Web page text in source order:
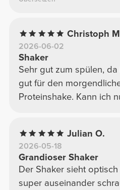
Christoph
2026-06-02
Shaker
Sehr gut zum spülen, da
gut für den
Proteinshake. Kann ich
Julian O.
2026-05-18
Grandioser Shaker
Der Shaker sieht
super auseinander